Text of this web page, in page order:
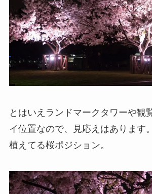
とはいえランドマークタワーや観
イ位置なので、見応えはあります
植えてる桜ポジション。